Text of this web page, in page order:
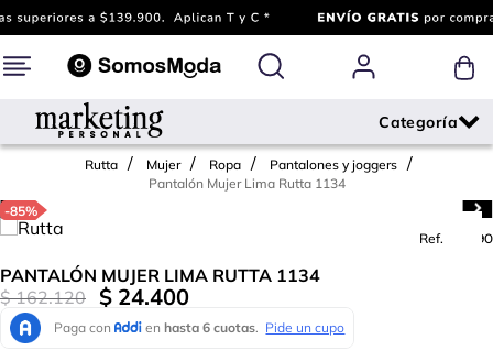
Rutta Mujer Ropa
Pantalones y joggers
Pantalón Mujer Lima Rutta 1134
-85%
Ref.
733290
PANTALÓN MUJER LIMA RUTTA 1134
$ 162.120 $ 24.400